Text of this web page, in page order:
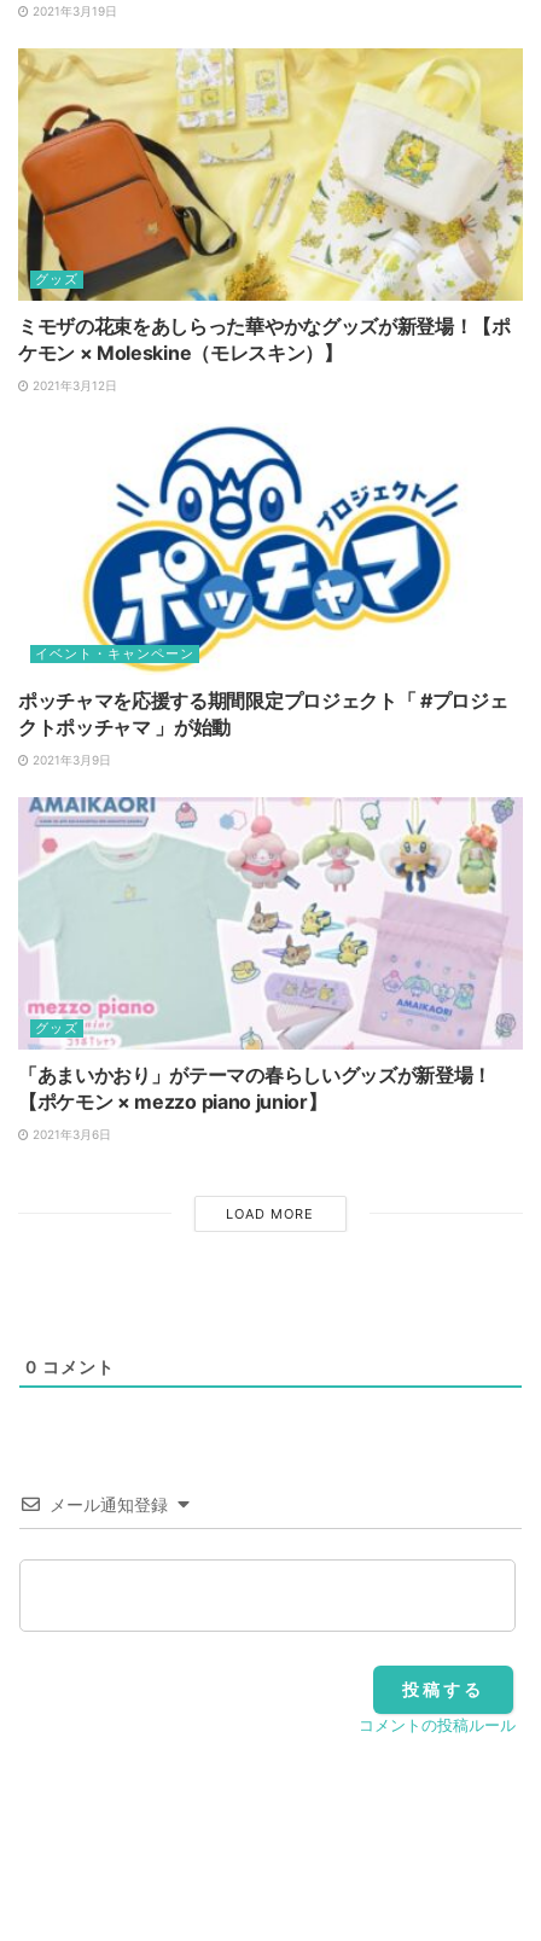
2021年3月19日
グッズ
ミモザの花束をあしらった華やかなグッズが新登場！【ポ
ケモン × Moleskine（モレスキン）】
2021年3月12日
イベント・キャンペーン
ポッチャマを応援する期間限定プロジェクト「 #プロジェ
クトポッチャマ 」が始動
2021年3月9日
グッズ
「あまいかおり」がテーマの春らしいグッズが新登場！
【ポケモン × mezzo piano junior】
2021年3月6日
LOAD MORE
メール通知登録
コメントの投稿ルール
0 コメント